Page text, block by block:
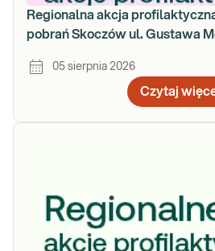
Regionalna akcja
pobrań Skoczów ul. Gustawa
05 sierpnia 2026
Czytaj